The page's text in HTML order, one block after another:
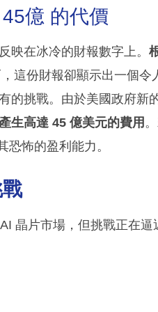
億 的代價
映在冰冷的財報數字上。
這份財報卻顯示出一個
的挑戰。由於美國政府新
生高達 45 億美元的費用
恐怖的盈利能力。
晶片市場，但挑戰正在逼